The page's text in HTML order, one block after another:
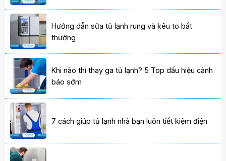
Hướng dẫn sửa tủ lạnh rung và kêu to bất
thường
Khi nào thì thay ga tủ lạnh? 5 Top dấu hiệu cảnh
báo sớm
7 cách giúp tủ lạnh nhà bạn luôn tiết kiệm điện